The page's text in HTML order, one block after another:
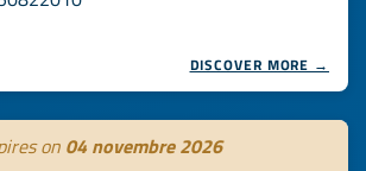
DISCOVER MORE →
on 04 novembre 2026